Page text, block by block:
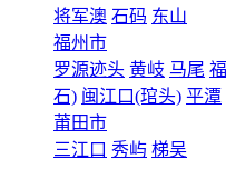
将军澳 石码 东山
福州市
罗源迹头 黄岐 马尾
石) 闽江口(琯头) 平潭
莆田市
三江口 秀屿 梯吴